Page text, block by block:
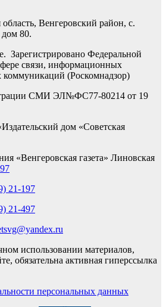
Венгеровский район, с.
80.
Зарегистрировано Федеральной
связи, информационных
коммуникаций (Роскомнадзор)
СМИ ЭЛ№ФС77-80214 от 19
дом «Советская
«Венгеровская газета» Линовская
21-197
21-497
использовании материалов,
обязательна активная гиперссылка
персональных данных